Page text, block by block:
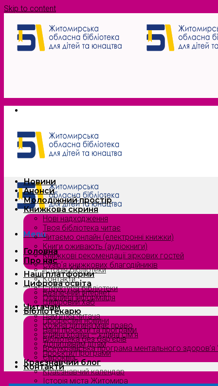
Skip to content
Menu
Головна
Про нас
Історія бібліотеки
Контакти
Структура бібліотеки
Офіційна інформація
Читачам
Пам’ятка читача
Кожна дитина має право
Єдина країна — єдина сім’я
Допитливим дітям
Проєкти/Програми
Краєзнавчий блог
Краєзнавчий календар
Історія міста Житомира
Новини
Анонси
Молодіжний простір
Книжкова скриня
Нові надходження
Твоя бібліотека читає
Читаємо онлайн (електронні книжки)
Книги оживають (аудіокниги)
Книжкові рекомендації зіркових гостей
Сузірʼя книжкових благодійників
Наші платформи
Цифрова освіта
Безпечний інтернет
Цифровий хаб
Бібліотекарю
Професійні новини
Наші проєкти та програми
Бібліотека без бар’єрів
Всеукраїнська програма ментального здоров’я
Євроквіз
Контакти